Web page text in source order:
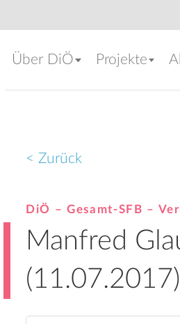
Über DiÖ Projekte
< Zurück
DiÖ – Gesamt-SFB –
Manfred
(11.07.2017)